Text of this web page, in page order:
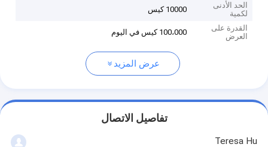
الحد الأدنى
لكمية
10000 كيس
القدرة على
العرض
100،000 كيس في اليوم
عرض المزيد
تفاصيل الاتصال
Teresa Hu